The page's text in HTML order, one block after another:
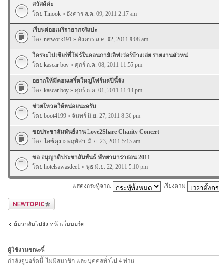
สวัสดีค่ะ
โดย Tinook » อังคาร ส.ค. 09, 2011 2:17 am
เรียนต่ออเมริกายากจริงปะ
โดย network191 » อังคาร ส.ค. 02, 2011 9:08 am
ใครจะไปเชียร์พี่โฟร์ในคอนกามิเลิฟเว่อร์บ้างเอ่ย รายงานตัวหน่
โดย kascar boy » ศุกร์ ก.ค. 08, 2011 11:55 pm
อยากให้มีคอนเสริ์ตใหญ่โฟร์มดปีนี้จัง
โดย kascar boy » ศุกร์ ก.ค. 01, 2011 11:13 pm
ช่วยโหวตให้หน่อยนะครับ
โดย boot4199 » จันทร์ มิ.ย. 27, 2011 8:36 pm
ขอประชาสัมพันธ์งาน Love2Share Charity Concert
โดย ไอซ์คุง » พฤหัสฯ. มิ.ย. 23, 2011 5:15 am
ขอ อนุญาติประชาสัมพันธ์ พัทยามาราธอน 2011
โดย hotelsawasdee1 » พุธ มิ.ย. 22, 2011 5:10 pm
แสดงกระทู้จาก: เรียงตาม
ตั้งกระทู้ใหม่
ย้อนกลับไปยัง หน้าเว็บบอร์ด
ผู้ใช้งานขณะนี้
กำลังดูบอร์ดนี้: ไม่มีสมาชิก และ บุคคลทั่วไป 4 ท่าน